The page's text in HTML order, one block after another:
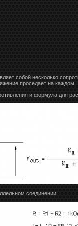
собой несколько
проседает на каждом .
и формула для
соединении: